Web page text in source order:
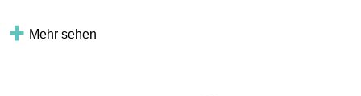
Mehr sehen